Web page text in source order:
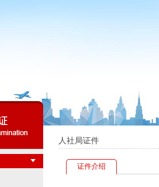
人社局证件
证件介绍